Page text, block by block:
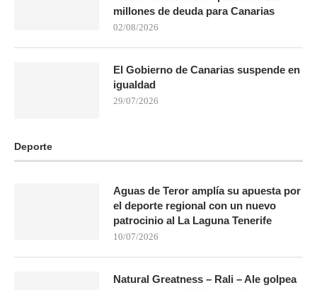
millones de deuda para Canarias
02/08/2026
El Gobierno de Canarias suspende en
igualdad
29/07/2026
Deporte
Aguas de Teror amplía su apuesta por
el deporte regional con un nuevo
patrocinio al La Laguna Tenerife
10/07/2026
Natural Greatness – Rali – Ale golpea